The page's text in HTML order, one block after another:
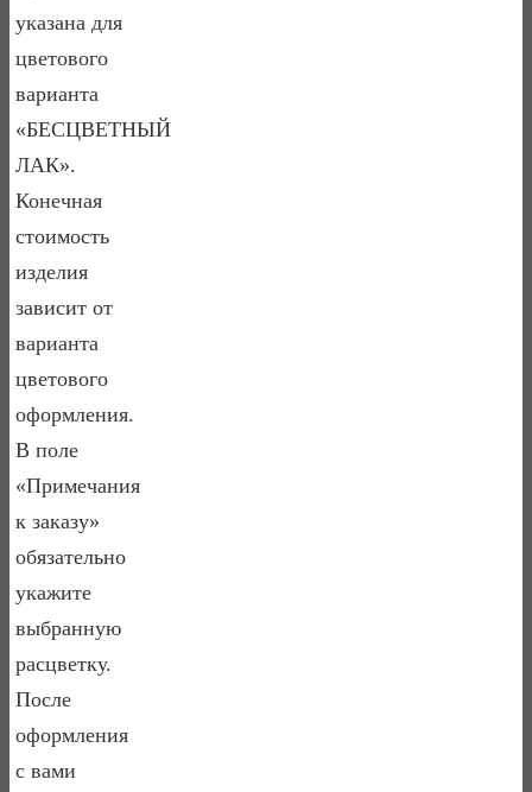
указана для
цветового
варианта
«БЕСЦВЕТНЫЙ
ЛАК».
Конечная
стоимость
изделия
зависит от
варианта
цветового
оформления.
В поле
«Примечания
к заказу»
обязательно
укажите
выбранную
расцветку.
После
оформления
с вами